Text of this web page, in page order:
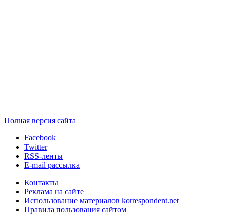
Полная версия сайта
Facebook
Twitter
RSS-ленты
E-mail рассылка
Контакты
Реклама на сайте
Использование материалов korrespondent.net
Правила пользования сайтом